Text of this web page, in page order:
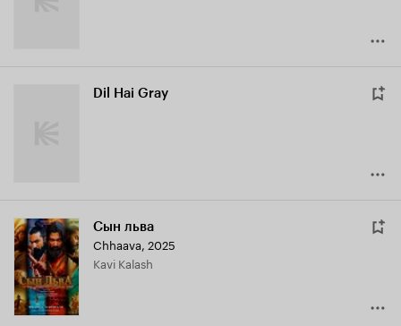
Dil Hai Gray
Сын льва
Chhaava, 2025
Kavi Kalash